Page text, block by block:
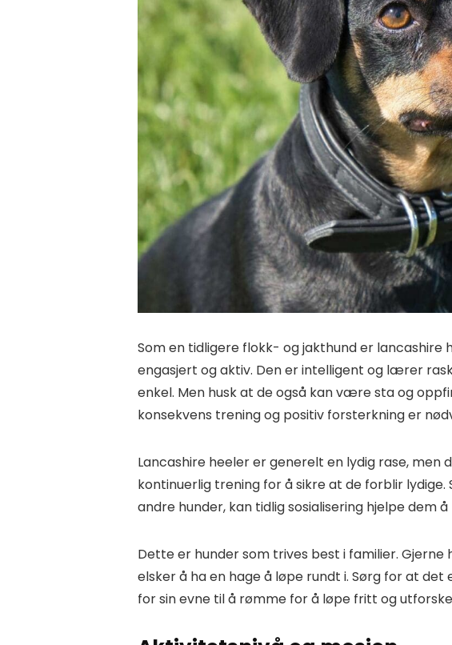
Som en tidligere flokk- og jakthund er
engasjert og aktiv. Den er intelligent og lærer
enkel. Men husk at de også kan være sta og
konsekvens trening og positiv forsterkning er
Lancashire heeler er generelt en lydig rase, men
kontinuerlig trening for å sikre at de forblir
andre hunder, kan tidlig sosialisering hjelpe dem
Dette er hunder som trives best i familier.
elsker å ha en hage å løpe rundt i. Sørg for at
for sin evne til å rømme for å løpe fritt og